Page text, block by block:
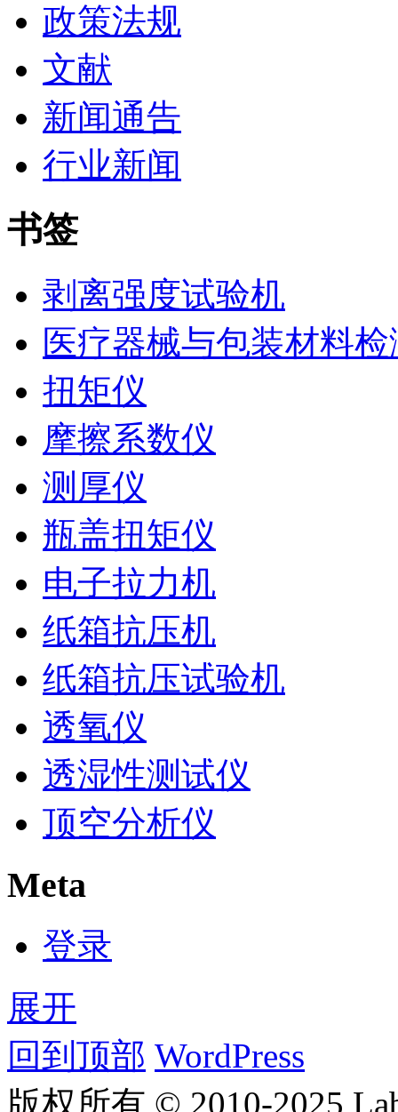
政策法规
文献
新闻通告
行业新闻
书签
剥离强度试验机
医疗器械与包装材料检
扭矩仪
摩擦系数仪
测厚仪
瓶盖扭矩仪
电子拉力机
纸箱抗压机
纸箱抗压试验机
透氧仪
透湿性测试仪
顶空分析仪
Meta
登录
展开
回到顶部 WordPress
版权所有 © 2010-2025